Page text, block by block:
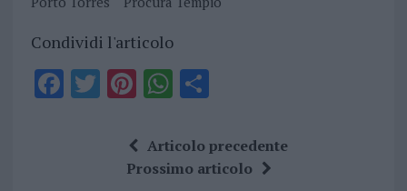
Condividi l'articolo
F T Pi
te
re
W
at
s
S
a
re
Articolo precedente
Prossimo articolo